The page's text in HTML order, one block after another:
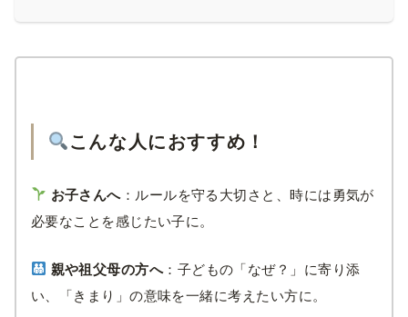
こんな人におすすめ！
お子さんへ：ルールを守る大切さと、時には勇気が
必要なことを感じたい子に。
親や祖父母の方へ：子どもの「なぜ？」に寄り添
い、「きまり」の意味を一緒に考えたい方に。